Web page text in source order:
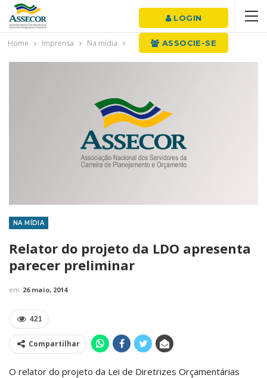
LOGIN
ASSOCIE-SE
Home Imprensa Na mídia
NA MÍDIA
Relator do projeto da LDO apresenta
parecer preliminar
em 26 maio, 2014
421
Compartilhar
O relator do projeto da Lei de Diretrizes Orçamentárias